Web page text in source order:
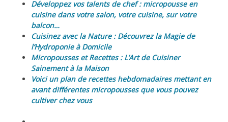
Développez vos talents de chef : micropousse en
cuisine dans votre salon, votre cuisine, sur votre
balcon…
Cuisinez avec la Nature : Découvrez la Magie de
l’Hydroponie à Domicile
Micropousses et Recettes : L’Art de Cuisiner
Sainement à la Maison
Voici un plan de recettes hebdomadaires mettant en
avant différentes micropousses que vous pouvez
cultiver chez vous